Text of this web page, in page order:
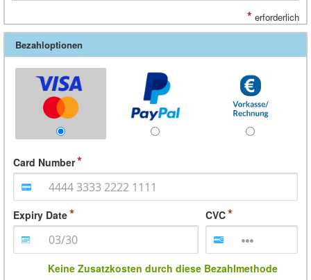
* erforderlich
Bezahloptionen
Card Number
Expiry Date CVC
Keine Zusatzkosten durch diese Bezahlmethode